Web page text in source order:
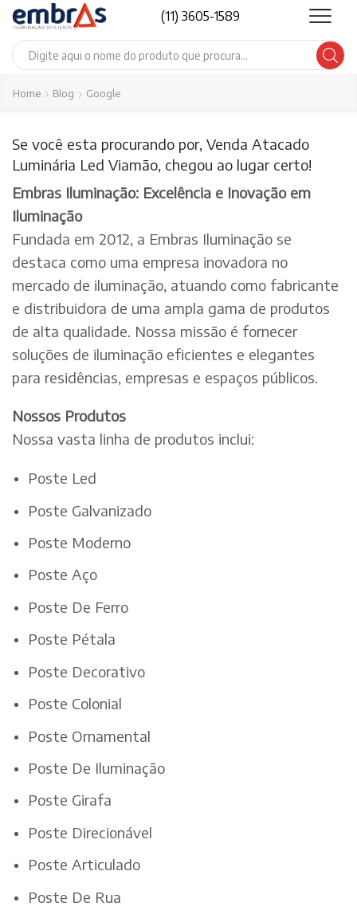
(11) 3605-1589
Search
Home Blog Google
Se você esta procurando por, Venda Atacado
Luminária Led Viamão, chegou ao lugar certo!
Embras Iluminação: Excelência e Inovação em
Iluminação
Fundada em 2012, a Embras Iluminação se
destaca como uma empresa inovadora no
mercado de iluminação, atuando como fabricante
e distribuidora de uma ampla gama de produtos
de alta qualidade. Nossa missão é fornecer
soluções de iluminação eficientes e elegantes
para residências, empresas e espaços públicos.
Nossos Produtos
Nossa vasta linha de produtos inclui:
Poste Led
Poste Galvanizado
Poste Moderno
Poste Aço
Poste De Ferro
Poste Pétala
Poste Decorativo
Poste Colonial
Poste Ornamental
Poste De Iluminação
Poste Girafa
Poste Direcionável
Poste Articulado
Poste De Rua